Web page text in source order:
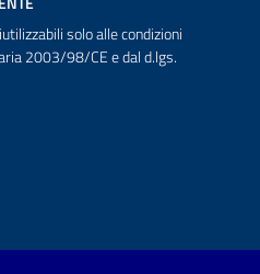
solo alle condizioni
2003/98/CE e dal d.lgs.